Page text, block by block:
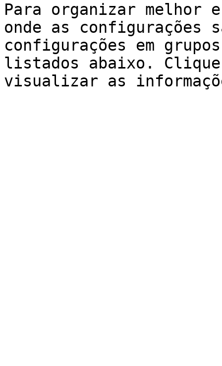
Para organizar melhor
onde as configurações
configurações em
listados abaixo. Clique